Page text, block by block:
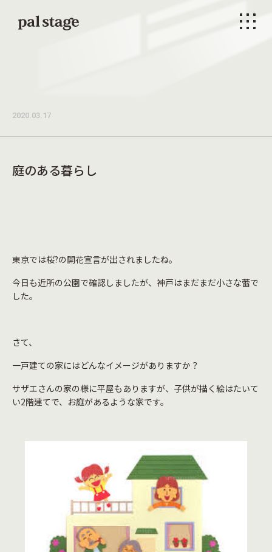
メニ
2020.03.17
庭のある暮らし
東京では桜?の開花宣言が出されましたね。
今日も近所の公園で確認しましたが、神戸はまだまだ小さな蕾で
した。
さて、
一戸建ての家にはどんなイメージがありますか？
サザエさんの家の様に平屋もありますが、子供が描く絵はたいて
い2階建てで、お庭があるような家です。